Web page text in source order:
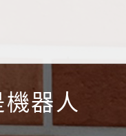
器人